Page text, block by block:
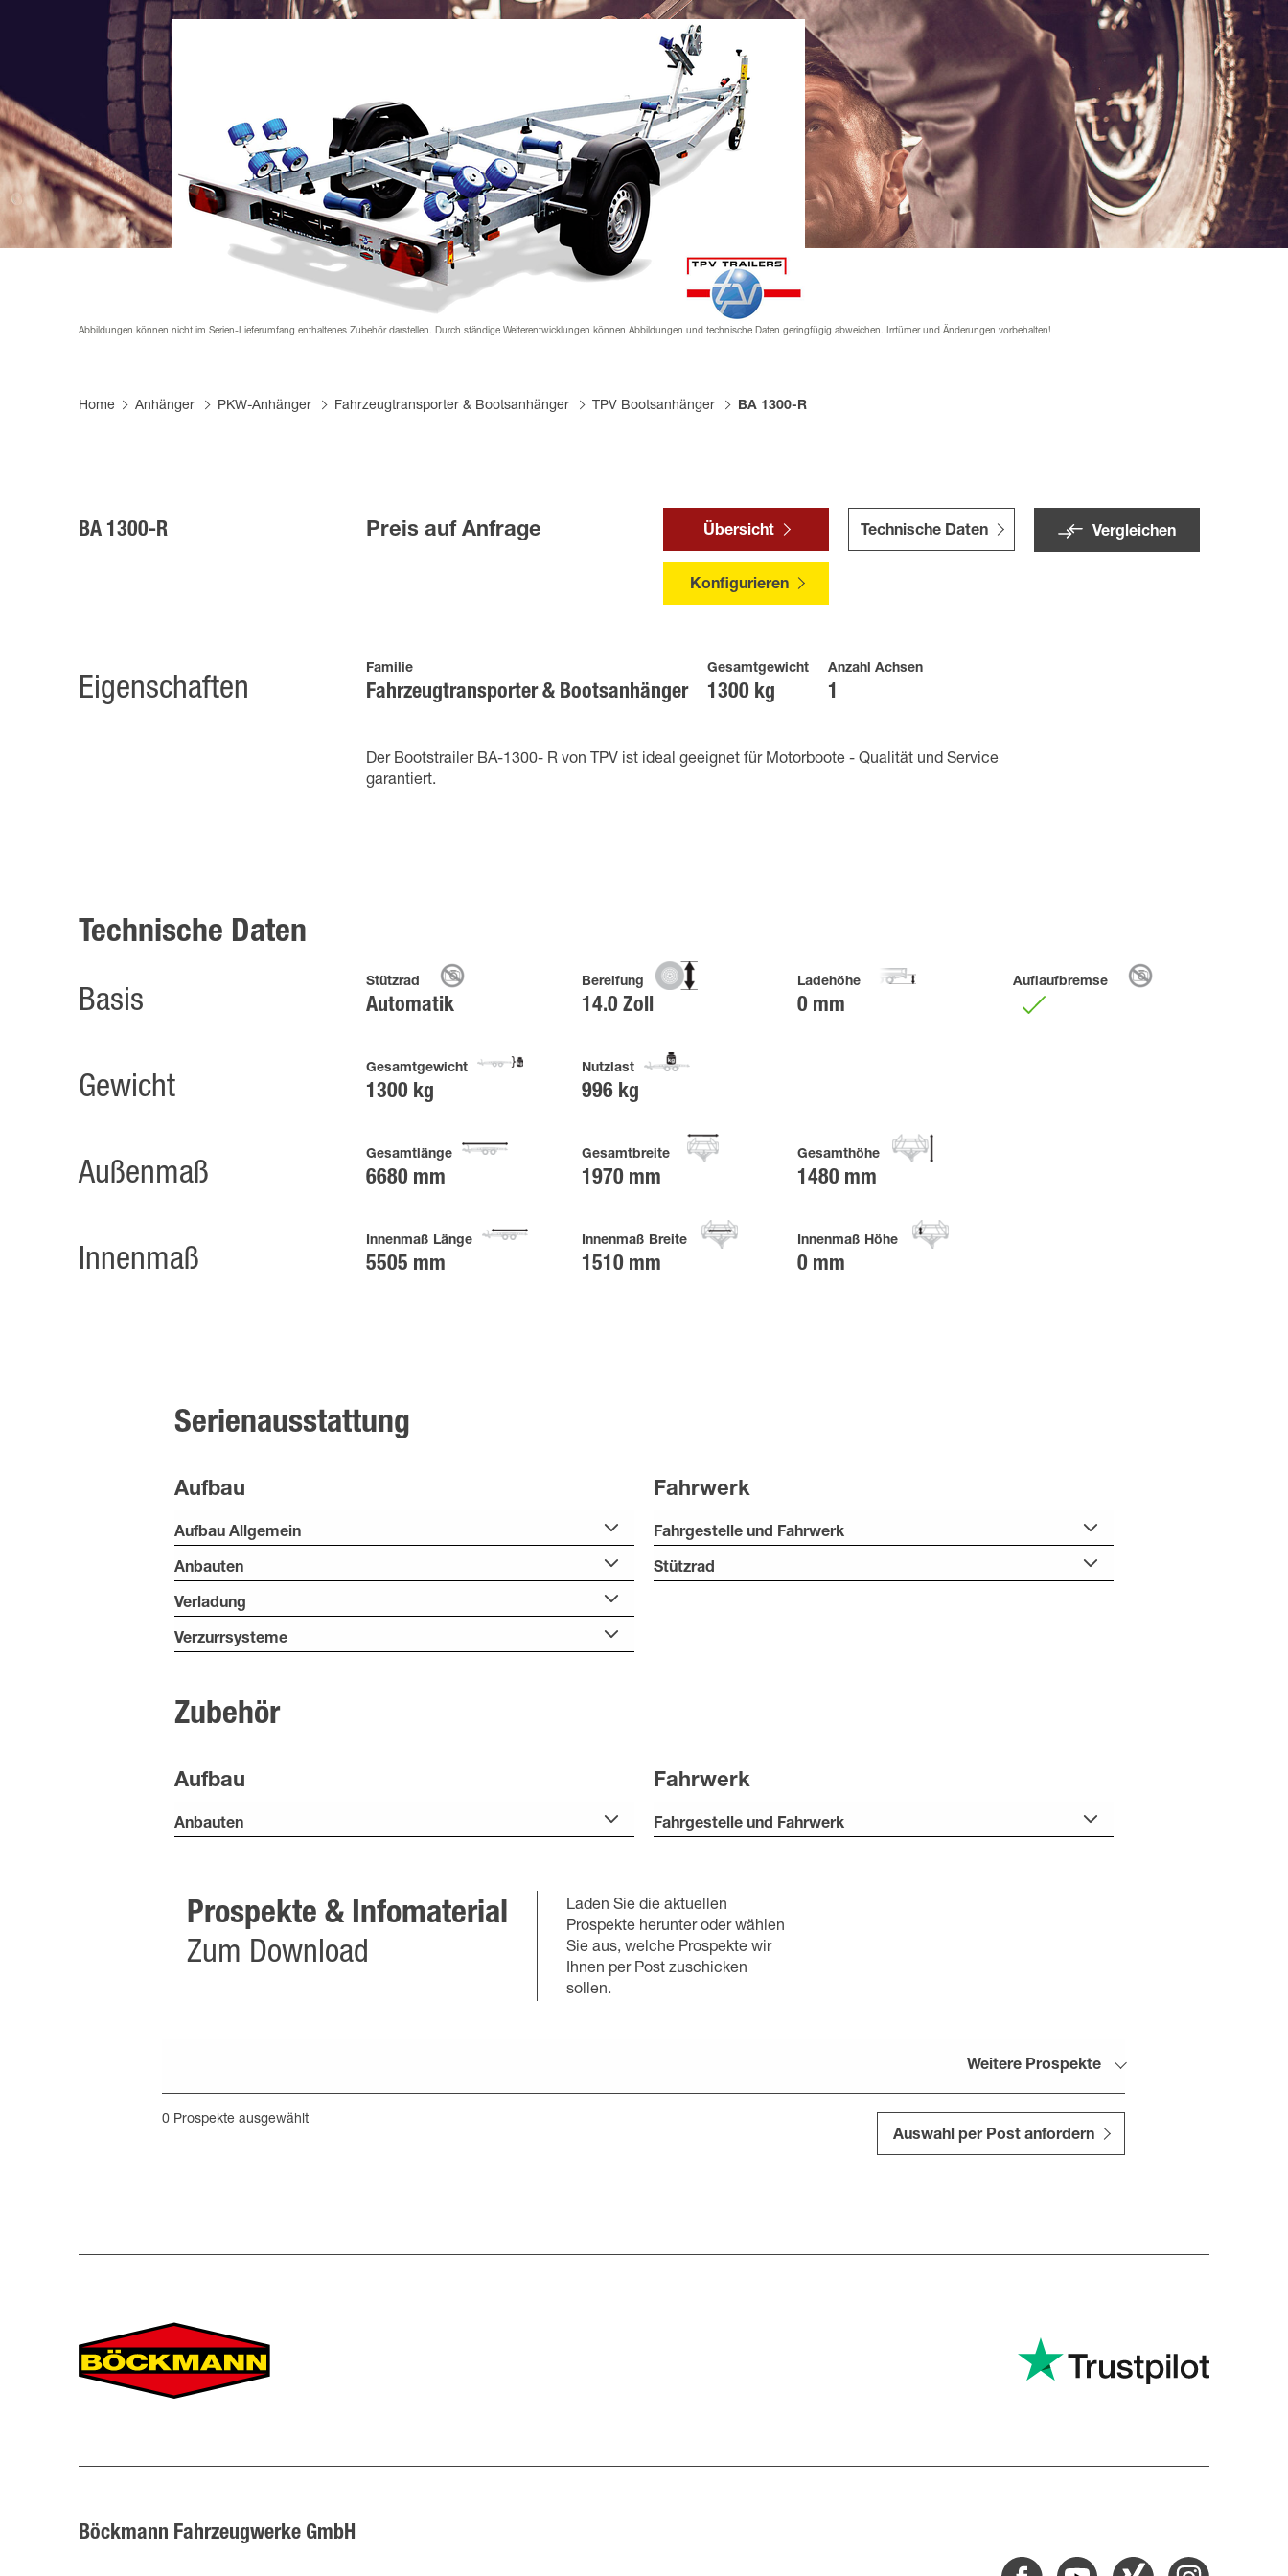
Produktfinder
Mautfrei Anhänger fahren Infomaterial & Downloads
Planen & Beklebung
Abbildungen können nicht im Serien-Lieferumfang enthaltenes Zubehör darstellen. Durch ständige Weiterentwicklungen können Abbildungen und technische Daten geringfügig abweichen. Irrtümer und Änderungen vorbehalten!
Home Anhänger PKW-Anhänger Fahrzeugtransporter & Bootsanhänger TPV Bootsanhänger BA 1300-R
BA 1300-R Preis auf Anfrage Übersicht Technische Daten Vergleichen
Konfigurieren
Eigenschaften
Familie
Fahrzeugtransporter & Bootsanhänger
Gesamtgewicht
1300 kg
Anzahl Achsen
1
Der Bootstrailer BA-1300- R von TPV ist ideal geeignet für Motorboote - Qualität und Service
garantiert.
Technische Daten
Basis
Stützrad
Automatik
Bereifung
14.0 Zoll
Ladehöhe
0 mm
Auflaufbremse
Gewicht
Gesamtgewicht
1300 kg
Nutzlast
996 kg
Außenmaß
Gesamtlänge
6680 mm
Gesamtbreite
1970 mm
Gesamthöhe
1480 mm
Innenmaß
Innenmaß Länge
5505 mm
Innenmaß Breite
1510 mm
Innenmaß Höhe
0 mm
Serienausstattung
Aufbau
Aufbau Allgemein
Anbauten
Verladung
Verzurrsysteme
Fahrwerk
Fahrgestelle und Fahrwerk
Stützrad
Zubehör
Aufbau
Anbauten
Fahrwerk
Fahrgestelle und Fahrwerk
Prospekte & Infomaterial
Zum Download
Laden Sie die aktuellen
Prospekte herunter oder wählen
Sie aus, welche Prospekte wir
Ihnen per Post zuschicken
sollen.
Weitere Prospekte
0 Prospekte ausgewählt
Auswahl per Post anfordern
Böckmann Fahrzeugwerke GmbH
FacebookYoutube Xing